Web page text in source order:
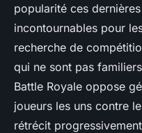
popularité ces
incontournables pour
recherche de
qui ne sont pas
Battle Royale oppose
joueurs les uns contre
rétrécit